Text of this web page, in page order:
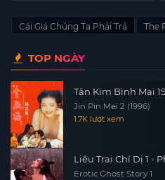
Cái Giá Chúng Ta Phải Trả The
TOP NGÀY
Tân Kim Bình Mai
Jin Pin Mei 2 (1996)
1.7K lượt xem
Liêu Trai Chí Dị 1 -
Erotic Ghost Story 1